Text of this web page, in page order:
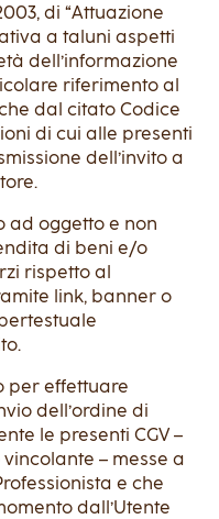
di “Attuazione
a taluni aspetti
dell’informazione
riferimento al
dal citato Codice
di cui alle presenti
dell’invito a
ad oggetto e non
di beni e/o
rispetto al
link, banner o
per effettuare
dell’ordine di
le presenti CGV –
– messe a
e che
dall’Utente